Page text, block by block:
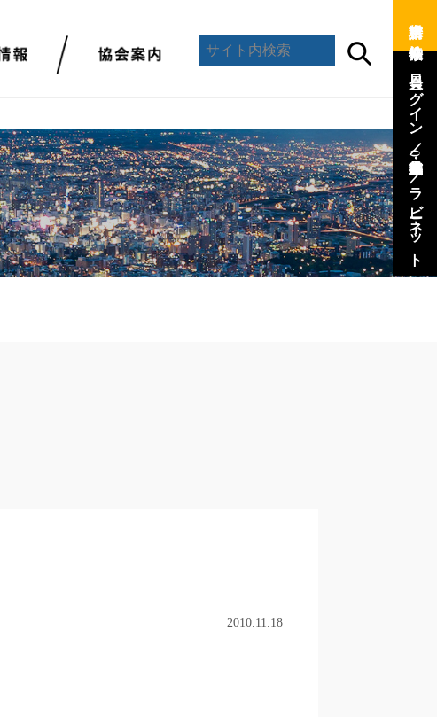
資料請求 ／
会員ログイン ／
(会員専用)
／
ラビーネット
2010.11.18